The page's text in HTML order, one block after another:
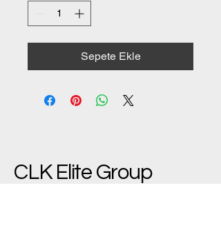
Sepete Ekle
CLK Elite Group